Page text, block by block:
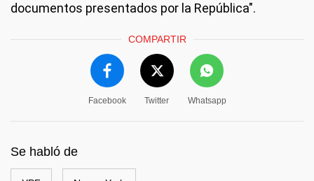
documentos presentados por la República".
COMPARTIR
Facebook Twitter Whatsapp
Se habló de